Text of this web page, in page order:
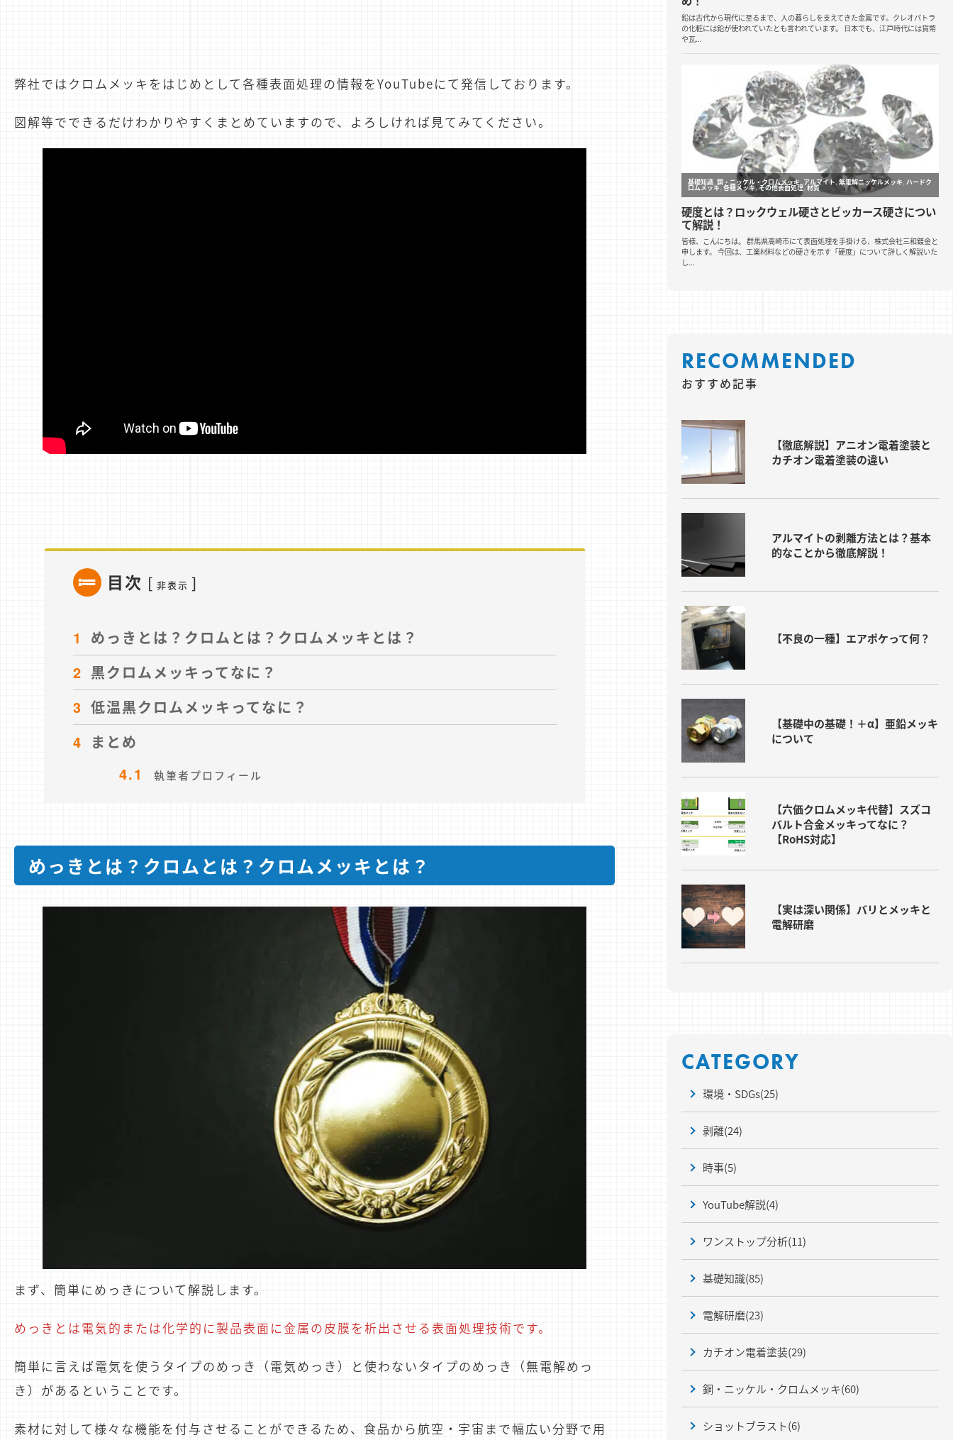
弊社ではクロムメッキをはじめとして各種表面処理の情報をYouTubeにて発信しております。
図解等でできるだけわかりやすくまとめていますので、よろしければ見てみてください。
目次 [ 非表示 ]
1
めっきとは？クロムとは？クロムメッキとは？
2 黒クロムメッキってなに？
3 低温黒クロムメッキってなに？
4 まとめ
4.1
執筆者プロフィール
めっきとは？クロムとは？クロムメッキとは？
まず、簡単にめっきについて解説します。
めっきとは電気的または化学的に製品表面に金属の皮膜を析出させる表面処理技術です。
簡単に言えば電気を使うタイプのめっき（電気めっき）と使わないタイプのめっき（無電解めっ
き）があるということです。
素材に対して様々な機能を付与させることができるため、食品から航空・宇宙まで幅広い分野で用
RECOMMENDED
おすすめ記事
【徹底解説】アニオン電着塗装と
カチオン電着塗装の違い
アルマイトの剥離方法とは？基本
的なことから徹底解説！
【不良の一種】エアポケって何？
【基礎中の基礎！＋α】亜鉛メッキ
について
【六価クロムメッキ代替】スズコ
バルト合金メッキってなに？
【RoHS対応】
【実は深い関係】バリとメッキと
電解研磨
CATEGORY
環境・SDGs(25)
剥離(24)
時事(5)
YouTube解説(4)
ワンストップ分析(11)
基礎知識(85)
電解研磨(23)
カチオン電着塗装(29)
銅・ニッケル・クロムメッキ(60)
ショットブラスト(6)